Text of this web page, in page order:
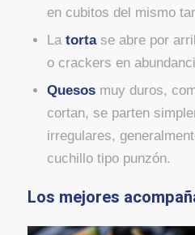
en cubitos del mismo
Latortase abre por
o crackers en
Quesosmuy duros,
cortan, se parten
irregulares,
cuchillo tipo punzón.
Los mejores